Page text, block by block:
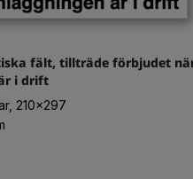
fält, tillträde förbjudet
i drift
210x297